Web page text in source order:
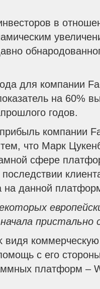
в
для компании
на 60%
годов.
компании
что Марк
сфере
на данной
пристально
видя
с его
платформ –